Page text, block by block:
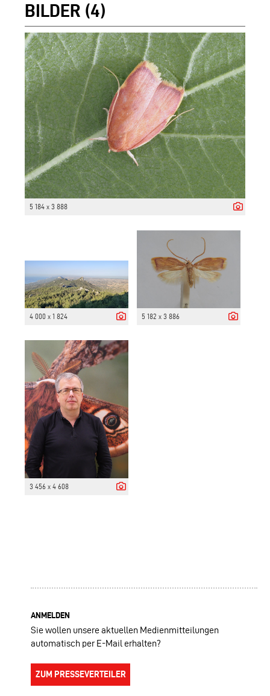
BILDER (4)
5 184 x 3 888
4 000 x 1 824 5 182 x 3 886
3 456 x 4 608
ANMELDEN
Sie wollen unsere aktuellen Medienmitteilungen
automatisch per E-Mail erhalten?
ZUM PRESSEVERTEILER